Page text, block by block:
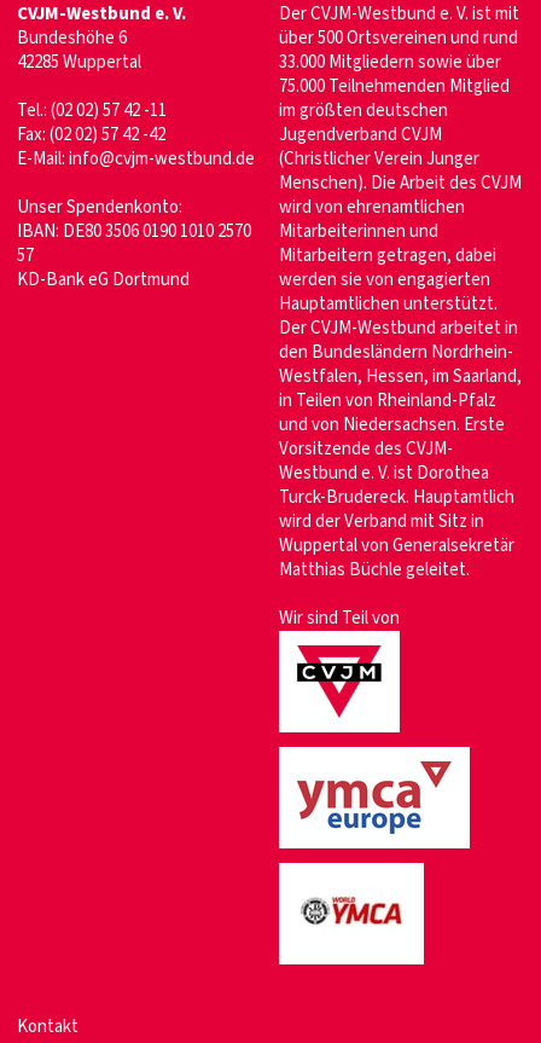
CVJM-Westbund e. V.
Bundeshöhe 6
42285 Wuppertal
Tel.: (02 02) 57 42 -11
Fax: (02 02) 57 42 -42
E-Mail:info@cvjm-westbund.de
Unser Spendenkonto:
IBAN: DE80 3506 0190 1010 2570
57
KD-Bank eG Dortmund
Der CVJM-Westbund e. V. ist mit
über 500 Ortsvereinen und rund
33.000 Mitgliedern sowie über
75.000 Teilnehmenden Mitglied
im größten deutschen
Jugendverband CVJM
(Christlicher Verein Junger
Menschen). Die Arbeit des CVJM
wird von ehrenamtlichen
Mitarbeiterinnen und
Mitarbeitern getragen, dabei
werden sie von engagierten
Hauptamtlichen unterstützt.
Der CVJM-Westbund arbeitet in
den Bundesländern Nordrhein-
Westfalen, Hessen, im Saarland,
in Teilen von Rheinland-Pfalz
und von Niedersachsen. Erste
Vorsitzende des CVJM-
Westbund e. V. ist Dorothea
Turck-Brudereck. Hauptamtlich
wird der Verband mit Sitz in
Wuppertal von Generalsekretär
Matthias Büchle geleitet.
Wir sind Teil von
Kontakt